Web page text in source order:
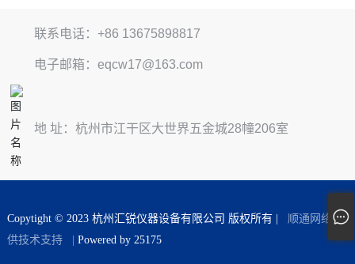
联系电话：+86 13675898817
电子邮箱：eqcw17@163.com
地 址：杭州市江干区大世界五金城28幢206室
Copytight © 2023 杭州汇锐仪器设备有限公司 版权所有 |
顺通网络提
供技术支持| Powered by 25175